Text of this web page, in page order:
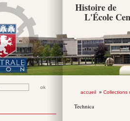
Histoire de
L'École
accueil» Collections
Technica